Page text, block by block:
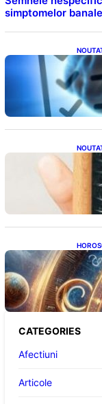
simptomelor
CATEGORIES
Afectiuni
Articole